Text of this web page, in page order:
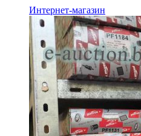
Интернет-магазин